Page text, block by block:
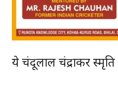
ये चंदूलाल चंद्राकर